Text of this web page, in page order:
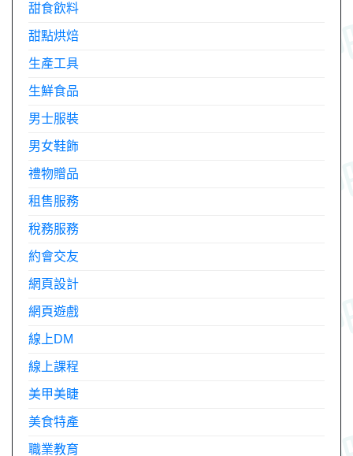
甜食飲料
甜點烘焙
生產工具
生鮮食品
男士服裝
男女鞋飾
禮物贈品
租售服務
稅務服務
約會交友
網頁設計
網頁遊戲
線上DM
線上課程
美甲美睫
美食特產
職業教育